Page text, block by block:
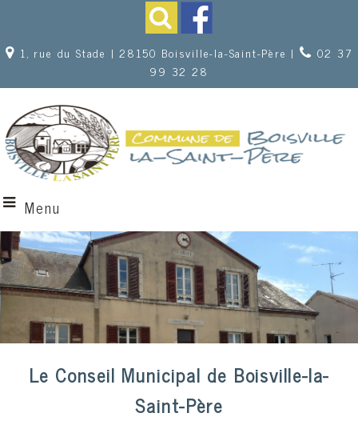
1, rue du Stade | 28150 Boisville-la-Saint-Père |
02 37
99 32 28
Menu
Le Conseil Municipal de Boisville-la-
Saint-Père